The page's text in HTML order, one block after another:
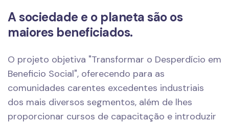
A sociedade e o planeta são os
maiores beneficiados.
O projeto objetiva "Transformar o Desperdício em
Beneficio Social", oferecendo para as
comunidades carentes excedentes industriais
dos mais diversos segmentos, além de lhes
proporcionar cursos de capacitação e introduzir